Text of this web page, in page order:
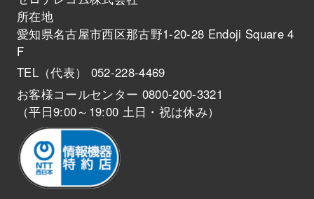
所在地
愛知県名古屋市西区那古野1-20-28 Endoji Square 4
F
TEL（代表） 052-228-4469
お客様コールセンター 0800-200-3321
（平日9:00～19:00 土日・祝は休み）